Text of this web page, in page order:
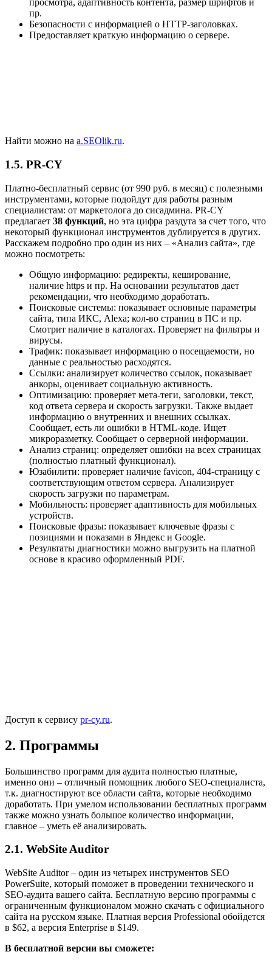
просмотра, адаптивность контента, размер шрифтов и
пр.
Безопасности с информацией о HTTP-заголовках.
Предоставляет краткую информацию о сервере.
Найти можно на a.SEOlik.ru.
1.5. PR-CY
Платно-бесплатный сервис (от 990 руб. в месяц) с полезными
инструментами, которые подойдут для работы разным
специалистам: от маркетолога до сисадмина. PR-CY
предлагает 38 функций, но эта цифра раздута за счет того, что
некоторый функционал инструментов дублируется в других.
Расскажем подробно про один из них – «Анализ сайта», где
можно посмотреть:
Общую информацию: редиректы, кеширование,
наличие https и пр. На основании результатов дает
рекомендации, что необходимо доработать.
Поисковые системы: показывает основные параметры
сайта, типа ИКС, Alexa; кол-во страниц в ПС и пр.
Смотрит наличие в каталогах. Проверяет на фильтры и
вирусы.
Трафик: показывает информацию о посещаемости, но
данные с реальностью расходятся.
Ссылки: анализирует количество ссылок, показывает
анкоры, оценивает социальную активность.
Оптимизацию: проверяет мета-теги, заголовки, текст,
код ответа сервера и скорость загрузки. Также выдает
информацию о внутренних и внешних ссылках.
Сообщает, есть ли ошибки в HTML-коде. Ищет
микроразметку. Сообщает о серверной информации.
Анализ страниц: определяет ошибки на всех страницах
(полностью платный функционал).
Юзабилити: проверяет наличие favicon, 404-страницу с
соответствующим ответом сервера. Анализирует
скорость загрузки по параметрам.
Мобильность: проверяет адаптивность для мобильных
устройств.
Поисковые фразы: показывает ключевые фразы с
позициями и показами в Яндекс и Google.
Результаты диагностики можно выгрузить на платной
основе в красиво оформленный PDF.
Доступ к сервису pr-cy.ru.
2. Программы
Большинство программ для аудита полностью платные,
именно они – отличный помощник любого SEO-специалиста,
т.к. диагностируют все области сайта, которые необходимо
доработать. При умелом использовании бесплатных программ
также можно узнать большое количество информации,
главное – уметь её анализировать.
2.1. WebSite Auditor
WebSite Auditor – один из четырех инструментов SEO
PowerSuite, который поможет в проведении технического и
SEO-аудита вашего сайта. Бесплатную версию программы с
ограниченным функционалом можно скачать с официального
сайта на русском языке. Платная версия Professional обойдется
в $62, а версия Enterprise в $149.
В бесплатной версии вы сможете: